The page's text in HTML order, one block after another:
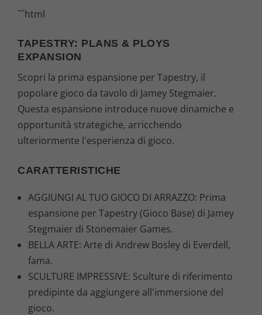
```html
TAPESTRY: PLANS & PLOYS
EXPANSION
Scopri la prima espansione per Tapestry, il
popolare gioco da tavolo di Jamey Stegmaier.
Questa espansione introduce nuove dinamiche e
opportunità strategiche, arricchendo
ulteriormente l'esperienza di gioco.
CARATTERISTICHE
AGGIUNGI AL TUO GIOCO DI ARRAZZO: Prima
espansione per Tapestry (Gioco Base) di Jamey
Stegmaier di Stonemaier Games.
BELLA ARTE: Arte di Andrew Bosley di Everdell,
fama.
SCULTURE IMPRESSIVE: Sculture di riferimento
predipinte da aggiungere all'immersione del
gioco.